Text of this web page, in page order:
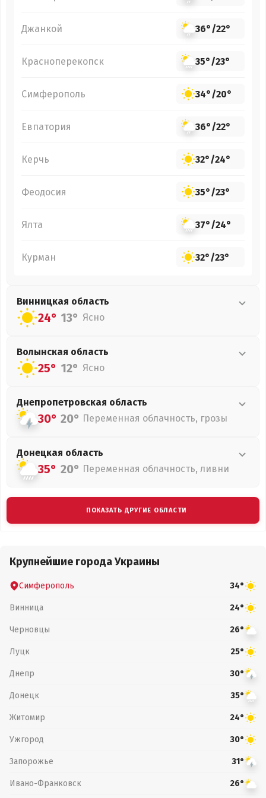
Джанкой 36°/22°
Красноперекопск 35°/23°
Симферополь 34°/20°
Евпатория 36°/22°
Керчь 32°/24°
Феодосия 35°/23°
Ялта 37°/24°
Курман 32°/23°
Винницкая область
24° 13° Ясно
Волынская область
25° 12° Ясно
Днепропетровская область
30° 20° Переменная облачность, грозы
Донецкая область
35° 20° Переменная облачность, ливни
ПОКАЗАТЬ ДРУГИЕ ОБЛАСТИ
Крупнейшие города Украины
Симферополь 34°
Винница 24°
Черновцы 26°
Луцк 25°
Днепр 30°
Донецк 35°
Житомир 24°
Ужгород 30°
Запорожье 31°
Ивано-Франковск 26°